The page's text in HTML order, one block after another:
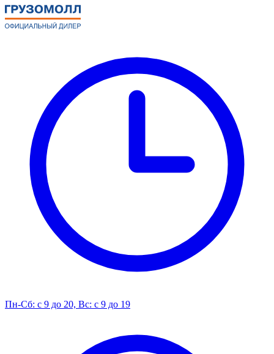
Пн-Сб: с 9 до 20, Вс: с 9 до 19